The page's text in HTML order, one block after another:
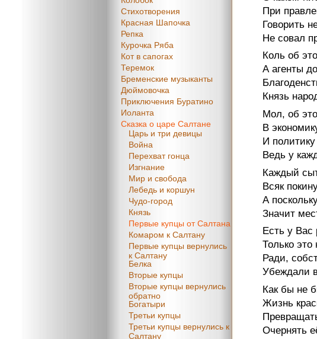
При
Говорить
Не совал
Коль об
А агенты
Князь
Мол, об
В
И
Ведь у
Каждый
Всяк
А
Значит
Есть у
Только это
Ради,
Убеждали
Как бы не
Жизнь
Очернять
Стихотворения
Красная Шапочка
Репка
Курочка Ряба
Кот в сапогах
Теремок
Бременские музыканты
Дюймовочка
Приключения Буратино
Иоланта
Сказка о царе Салтане
Царь и три девицы
Война
Перехват гонца
Изгнание
Мир и свобода
Лебедь и коршун
Чудо-город
Князь
Первые купцы от Салтана
Комаром к Салтану
Первые купцы вернулись
к Салтану
Белка
Вторые купцы
Вторые купцы вернулись
обратно
Богатыри
Третьи купцы
Третьи купцы вернулись к
Салтану